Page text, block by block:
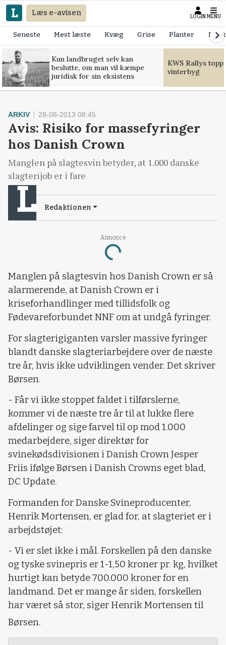
Læs e-avisen LOGIN MENU
Seneste Mest læste Kvæg Grise Planter
Kun landbruget selv kan
beslutte, om man vil kæmpe
juridisk for sin eksistens
KWS Rallys
vinterbyg
Annonce
Loading...
ARKIV 28-08-2013 08:45
Avis: Risiko for massefyringer
hos Danish Crown
Manglen på slagtesvin betyder, at 1.000 danske
slagterijob er i fare
Redaktionen
Manglen på slagtesvin hos Danish Crown er så
alarmerende, at Danish Crown er i
kriseforhandlinger med tillidsfolk og
Fødevareforbundet NNF om at undgå fyringer.
For slagterigiganten varsler massive fyringer
blandt danske slagteriarbejdere over de næste
tre år, hvis ikke udviklingen vender. Det skriver
Børsen.
- Får vi ikke stoppet faldet i tilførslerne,
kommer vi de næste tre år til at lukke flere
afdelinger og sige farvel til op mod 1.000
medarbejdere, siger direktør for
svinekødsdivisionen i Danish Crown Jesper
Friis ifølge Børsen i Danish Crowns eget blad,
DC Update.
Formanden for Danske Svineproducenter,
Henrik Mortensen, er glad for, at slagteriet er i
arbejdstøjet:
- Vi er slet ikke i mål. Forskellen på den danske
og tyske svinepris er 1-1,50 kroner pr. kg, hvilket
hurtigt kan betyde 700.000 kroner for en
landmand. Det er mange år siden, forskellen
har været så stor, siger Henrik Mortensen til
Børsen.